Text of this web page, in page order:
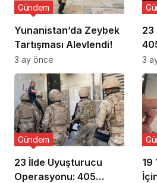
Yunanistan’da Zeybek
Tartışması Alevlendi!
Gündem
3 ay önce
23
3
23 İlde Uyuşturucu
Operasyonu: 405
Gündem
19